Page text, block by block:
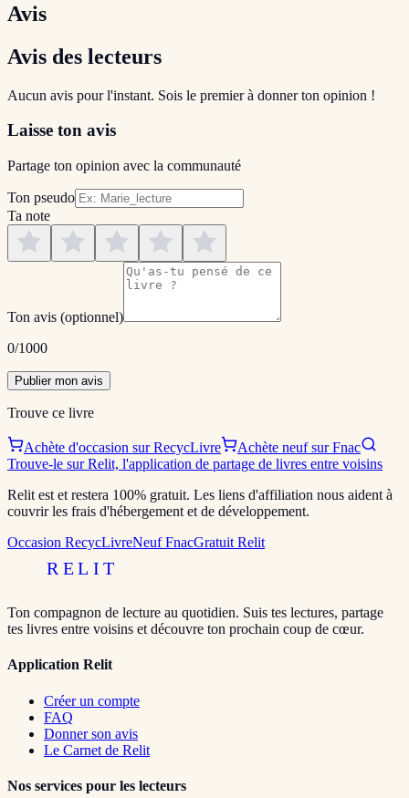
Avis
Avis des lecteurs
Aucun avis pour l'instant. Sois le premier à donner ton opinion !
Laisse ton avis
Partage ton opinion avec la communauté
Ton pseudo
Ta note
Ton avis (optionnel)
0/1000
Publier mon avis
Trouve ce livre
Achète d'occasion sur RecycLivre
Achète neuf sur Fnac
Trouve-le sur Relit, l'application de partage de livres entre voisins
Relit est et restera 100% gratuit. Les liens d'affiliation nous aident à
couvrir les frais d'hébergement et de développement.
Occasion RecycLivreNeuf FnacGratuit Relit
RELIT
Ton compagnon de lecture au quotidien. Suis tes lectures, partage
tes livres entre voisins et découvre ton prochain coup de cœur.
Application Relit
Créer un compte
FAQ
Donner son avis
Le Carnet de Relit
Nos services pour les lecteurs